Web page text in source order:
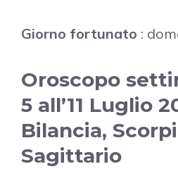
Giorno fortunato :
Oroscopo
5 all’11 Luglio
Bilancia,
Sagittario